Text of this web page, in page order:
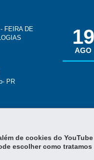
FEIRA DE
PR
19
AGO
de cookies do
escolher como